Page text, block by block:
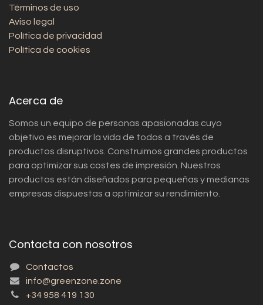
Términos de uso
Aviso legal
Política de privacidad
Política de cookies
Acerca de
Somos un equipo de personas apasionadas cuyo
objetivo es mejorar la vida de todos a través de
productos disruptivos. Construimos grandes productos
para optimizar sus costes de impresión. Nuestros
productos están diseñados para pequeñas y medianas
empresas dispuestas a optimizar su rendimiento.
Contacta con nosotros
Contactos
info@greenzone.zone
+34 958 419 130